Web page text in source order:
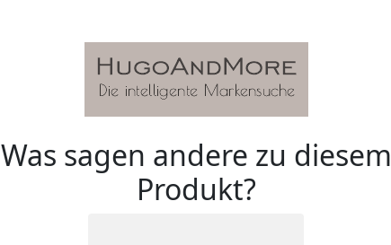
Was sagen andere zu diesem
Produkt?